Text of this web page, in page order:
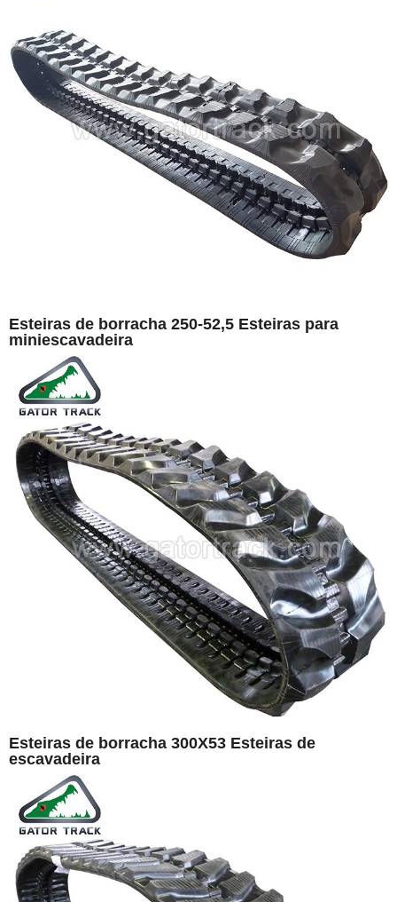
Esteiras de borracha 250-52,5 Esteiras para
miniescavadeira
Esteiras de borracha 300X53 Esteiras de
escavadeira